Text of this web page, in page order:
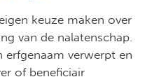
keuze maken over
van de nalatenschap.
erfgenaam verwerpt en
of beneficiair